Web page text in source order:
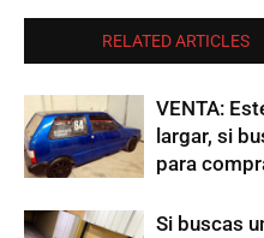
RELATED ARTICLES
VENTA:
largar, si
para
Si buscas